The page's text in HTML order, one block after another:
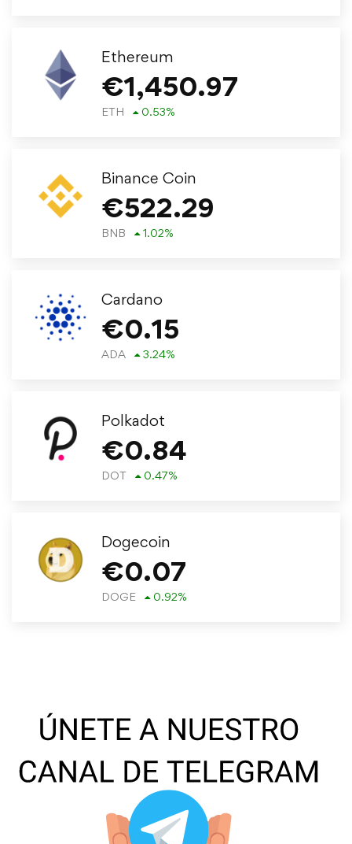
Ethereum
€1,450.97
ETH 0.53%
Binance Coin
€522.29
BNB 1.02%
Cardano
€0.15
ADA 3.24%
Polkadot
€0.84
DOT 0.47%
Dogecoin
€0.07
DOGE 0.92%